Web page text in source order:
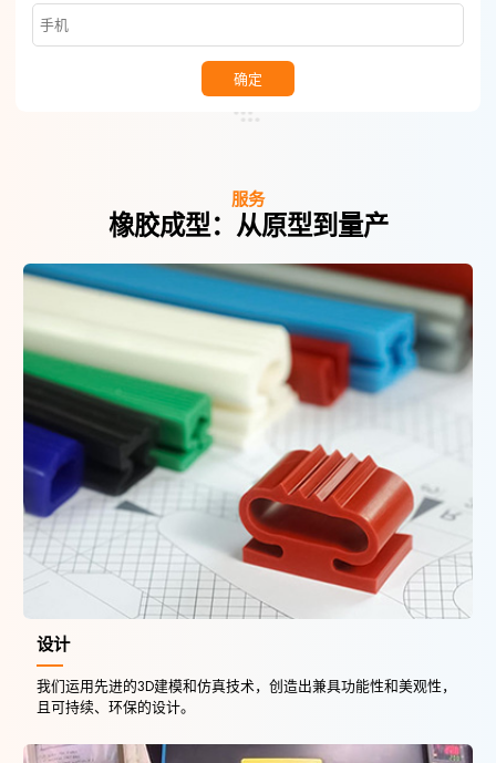
确定
服务
橡胶成型：从原型到量产
设计
我们运用先进的3D建模和仿真技术，创造出兼具功能性和美观性，
且可持续、环保的设计。